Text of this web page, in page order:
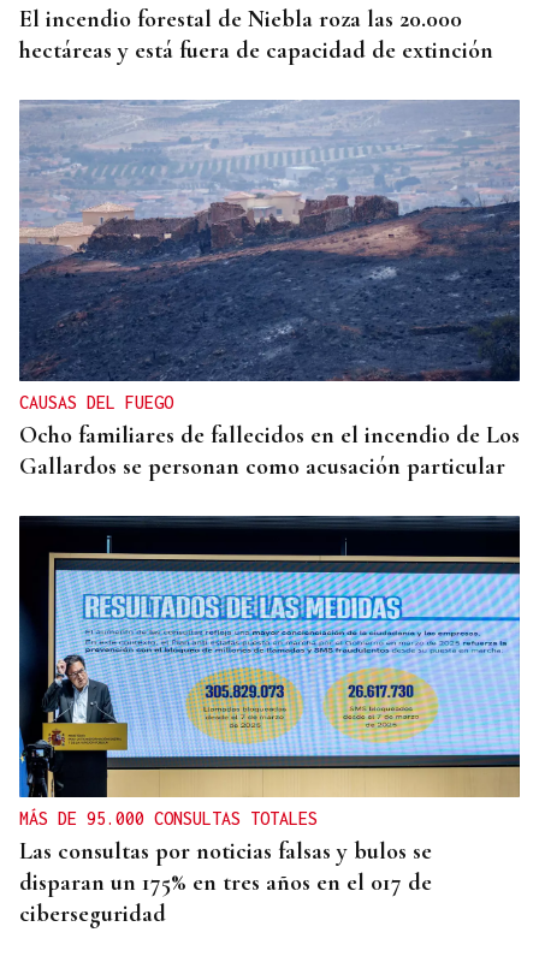
El incendio forestal de Niebla roza las 20.000
hectáreas y está fuera de capacidad de extinción
CAUSAS DEL FUEGO
Ocho familiares de fallecidos en el incendio de Los
Gallardos se personan como acusación particular
MÁS DE 95.000 CONSULTAS TOTALES
Las consultas por noticias falsas y bulos se
disparan un 175% en tres años en el 017 de
ciberseguridad